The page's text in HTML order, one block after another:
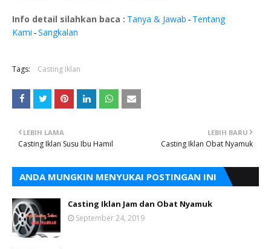
Info detail silahkan baca : Tanya & Jawab - Tentang
Kami - Sangkalan
Tags: Casting Iklan
LEBIH BARU
Casting Iklan Obat Nyamuk
LEBIH LAMA
Casting Iklan Susu Ibu Hamil
ANDA MUNGKIN MENYUKAI POSTINGAN INI
Casting Iklan Jam dan Obat Nyamuk
September 24, 2019